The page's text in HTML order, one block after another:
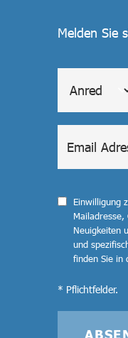
Melden Sie
Einwilligung
Neuigkeiten
und
finden Sie in
* Pflichtfelder.